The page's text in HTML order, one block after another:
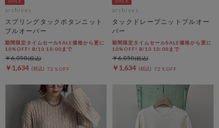
archives
スプリングタックボタンニット
プルオーバー
期間限定タイムセールSALE価格から更に
10%OFF! 8/10 10:00まで
￥1,634 72％OFF
￥6,050
archives
タックドレープニットプルオー
バー
期間限定タイムセールSALE価格から更に
10%OFF! 8/10 10:00まで
￥1,634 72％OFF
￥6,050